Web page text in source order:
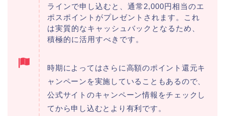
ラインで申し込むと、通常2,000円相当のエ
ポスポイントがプレゼントされます。これ
は実質的なキャッシュバックとなるため、
積極的に活用すべきです。
時期によってはさらに高額のポイント還元キ
ャンペーンを実施していることもあるので、
公式サイトのキャンペーン情報をチェックし
てから申し込むとより有利です。